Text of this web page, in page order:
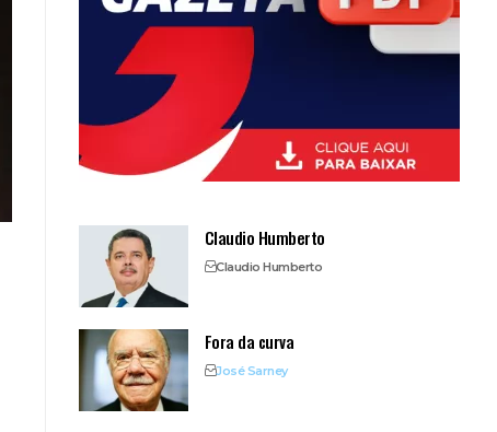
Claudio Humberto
Claudio Humberto
Fora da curva
José Sarney